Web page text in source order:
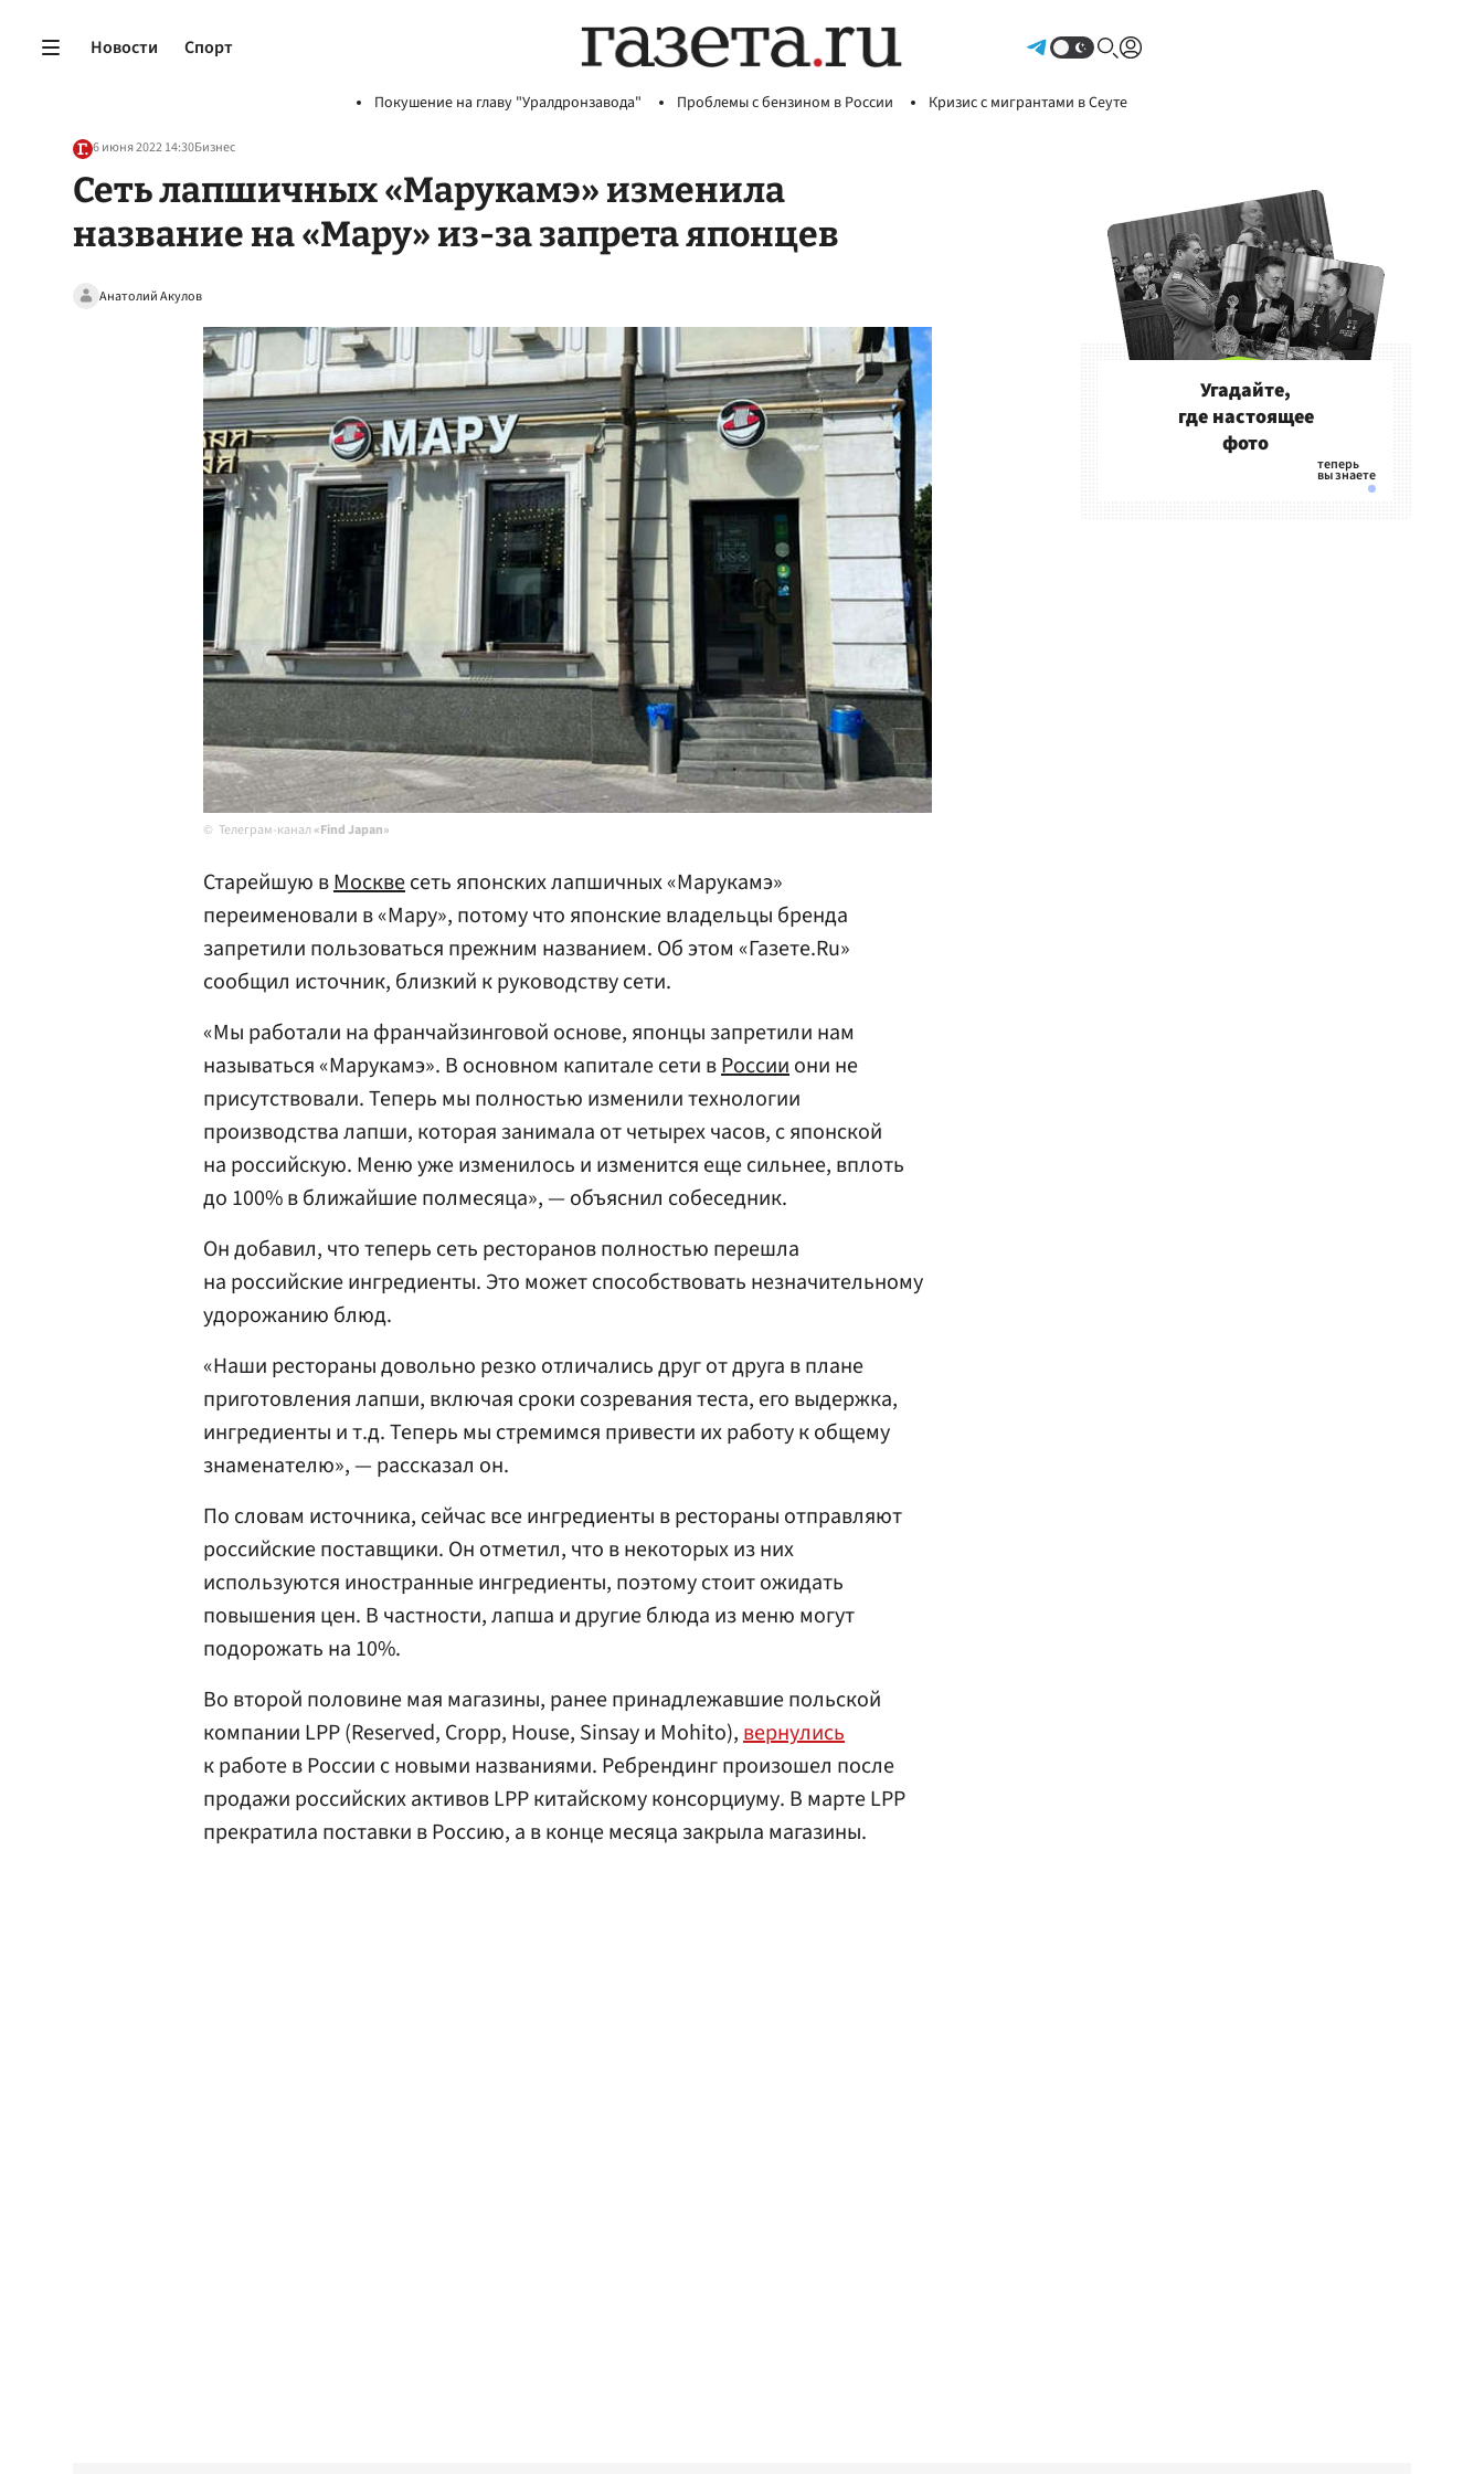
Новости Спорт
Покушение на главу "Уралдронзавода" Проблемы с бензином в России Кризис с мигрантами в Сеуте
6 июня 2022 14:30Бизнес
Сеть лапшичных «Марукамэ» изменила
название на «Мару» из-за запрета японцев
Анатолий Акулов
Телеграм-канал«Find Japan»
Старейшую вМосквесеть японских лапшичных «Марукамэ»
переименовали в «Мару», потому что японские владельцы бренда
запретили пользоваться прежним названием. Об этом «Газете.Ru»
сообщил источник, близкий к руководству сети.
«Мы работали на франчайзинговой основе, японцы запретили нам
называться «Марукамэ». В основном капитале сети вРоссииони не
присутствовали. Теперь мы полностью изменили технологии
производства лапши, которая занимала от четырех часов, с японской
на российскую. Меню уже изменилось и изменится еще сильнее, вплоть
до 100% в ближайшие полмесяца», — объяснил собеседник.
Он добавил, что теперь сеть ресторанов полностью перешла
на российские ингредиенты. Это может способствовать незначительному
удорожанию блюд.
«Наши рестораны довольно резко отличались друг от друга в плане
приготовления лапши, включая сроки созревания теста, его выдержка,
ингредиенты и т.д. Теперь мы стремимся привести их работу к общему
знаменателю», — рассказал он.
По словам источника, сейчас все ингредиенты в рестораны отправляют
российские поставщики. Он отметил, что в некоторых из них
используются иностранные ингредиенты, поэтому стоит ожидать
повышения цен. В частности, лапша и другие блюда из меню могут
подорожать на 10%.
Во второй половине мая магазины, ранее принадлежавшие польской
компании LPP (Reserved, Cropp, House, Sinsay и Mohito),вернулись
к работе в России с новыми названиями. Ребрендинг произошел после
продажи российских активов LPP китайскому консорциуму. В марте LPP
прекратила поставки в Россию, а в конце месяца закрыла магазины.
Угадайте,
где настоящее
фото